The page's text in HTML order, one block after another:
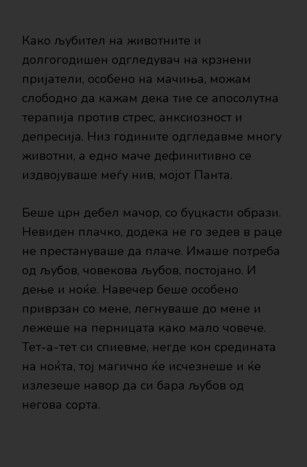
И
ГО
РАСПОЛОЖЕНИЕТО
Како љубител на животните и
долгогодишен одгледувач на крзнени
пријатели, особено на мачиња, можам
слободно да кажам дека тие се апосолутна
терапија против стрес, анксиозност и
депресија. Низ годините одгледавме многу
животни, а едно маче дефинитивно се
издвојуваше меѓу нив, мојот Панта.
Беше црн дебел мачор, со буцкасти образи.
Невиден плачко, додека не го зедев в раце
не престануваше да плаче. Имаше потреба
од љубов, човекова љубов, постојано. И
дење и ноќе. Навечер беше особено
приврзан со мене, легнуваше до мене и
лежеше на перницата како мало човече.
Тет-а-тет си спиевме, негде кон средината
на ноќта, тој магично ќе исчезнеше и ќе
излезеше навор да си бара љубов од
негова сорта.